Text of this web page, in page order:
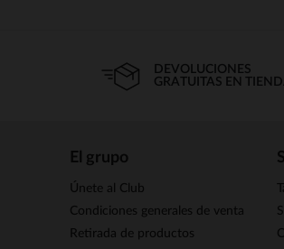
DEVOLUCIONES
GRATUITAS EN
El grupo
Únete al Club
Condiciones generales de venta
Retirada de productos